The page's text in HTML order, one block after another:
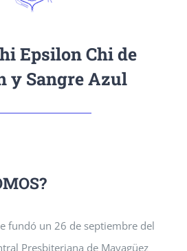
Epsilon Chi de
y Sangre Azul
fundó un 26 de septiembre del
Presbiteriana de Mayagüez